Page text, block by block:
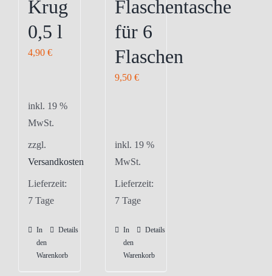
der
Produktseite
gewählt
der
Produktseite
gewählt
werden
Krug
0,5 l
4,90 €
inkl. 19 %
MwSt.
zzgl.
Versandkosten
Lieferzeit:
7 Tage
In
den
Warenkorb
Details
Flaschentasche
für 6
Flaschen
9,50 €
inkl. 19 %
MwSt.
Lieferzeit:
7 Tage
In
den
Warenkorb
Details